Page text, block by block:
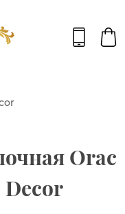
Orac